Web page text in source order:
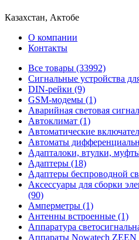
Казахстан, Актобе
О компании
Контакты
Все товары (33992)
Cигнальные устройства
DIN-рейки (9)
GSM-модемы (1)
Аварийная световая
Автоклимат (1)
Автоматические
Автоматы
Адапталоки, втулки,
Адаптеры (18)
Адаптеры беспроводной
Аксессуары для сборки
(90)
Амперметры (1)
Антенны встроенные (1)
Аппаратура
Аппараты Nowatech ZEEN